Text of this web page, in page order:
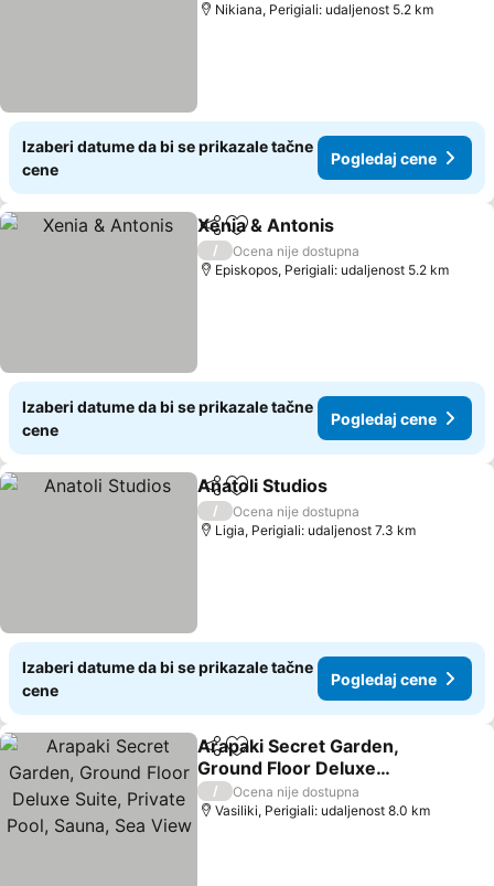
Nikiana, Perigiali: udaljenost 5.2 km
Izaberi datume da bi se prikazale tačne
cene
Pogledaj cene
Deli Dodati u favorite
Xenia & Antonis
/
Ocena nije dostupna
Episkopos, Perigiali: udaljenost 5.2 km
Izaberi datume da bi se prikazale tačne
cene
Pogledaj cene
Deli Dodati u favorite
Anatoli Studios
/
Ocena nije dostupna
Ligia, Perigiali: udaljenost 7.3 km
Izaberi datume da bi se prikazale tačne
cene
Pogledaj cene
Deli Dodati u favorite
Arapaki Secret Garden,
Ground Floor Deluxe
Suite, Private Pool, Sauna,
Sea View
/
Ocena nije dostupna
Vasiliki, Perigiali: udaljenost 8.0 km